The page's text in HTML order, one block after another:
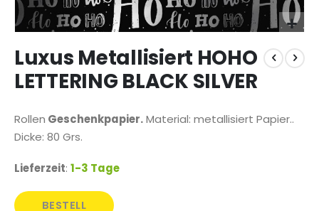
Anfang
der
Bildgalerie
Luxus Metallisiert HOHO
LETTERING BLACK SILVER
Rollen Geschenkpapier.Material: metallisiert Papier..
Dicke: 80 Grs.
Lieferzeit: 1-3 Tage
BESTELL